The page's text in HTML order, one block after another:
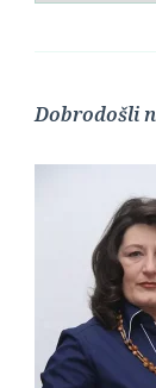
Dobrodošli